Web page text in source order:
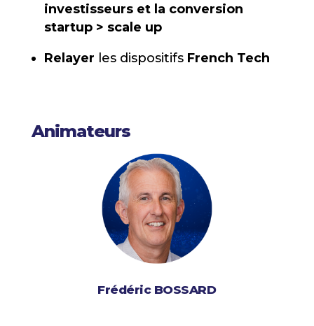
investisseurs et la conversion
startup > scale up
Relayer les dispositifs French Tech
Animateurs
Frédéric BOSSARD